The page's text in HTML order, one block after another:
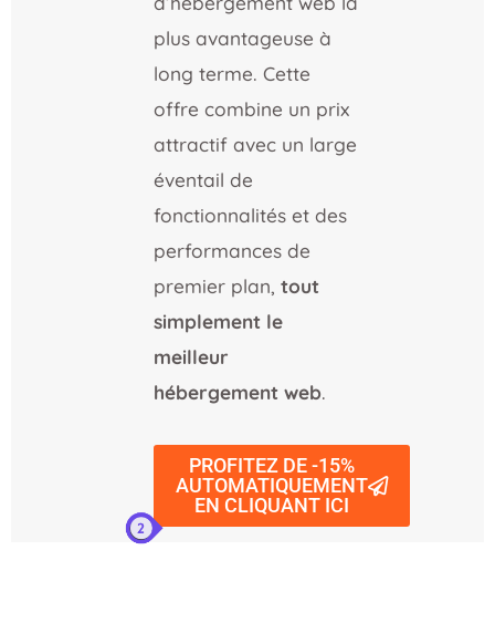
plus avantageuse à
long terme. Cette
offre combine un prix
attractif avec un large
éventail de
fonctionnalités et des
performances de
premier plan, tout
simplement le
meilleur
hébergement web.
PROFITEZ DE -15%
AUTOMATIQUEMENT
EN CLIQUANT ICI